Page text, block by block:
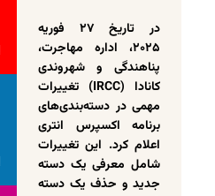
در تاریخ ۲۷ فوریه
۲۰۲۵، اداره مهاجرت،
پناهندگی و شهروندی
کانادا (IRCC) تغییرات
مهمی در دسته‌بندی‌های
برنامه اکسپرس انتری
اعلام کرد. این تغییرات
شامل معرفی یک دسته
جدید و حذف یک دسته